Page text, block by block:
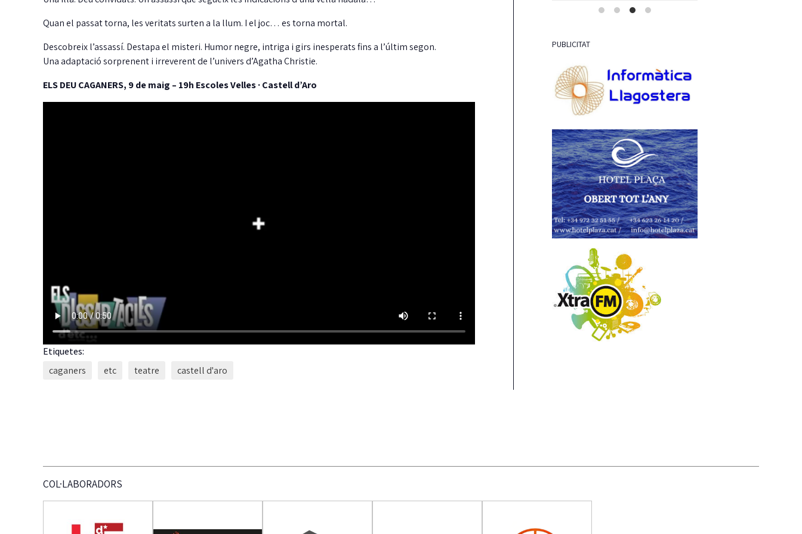
Quan el passat torna, les veritats surten a la llum. I el joc… es torna mortal.
Descobreix l’assassí. Destapa el misteri. Humor negre, intriga i girs inesperats fins a l’últim segon.
Una adaptació sorprenent i irreverent de l’univers d’Agatha Christie.
ELS DEU CAGANERS, 9 de maig – 19h Escoles Velles · Castell d’Aro
Etiquetes:
caganers
etc teatre castell d'aro
PUBLICITAT
COL·LABORADORS